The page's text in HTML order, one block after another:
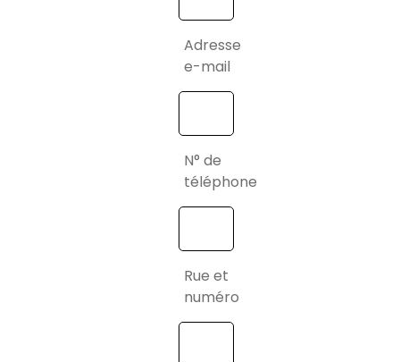
Adresse
e-mail
N° de
téléphone
Rue et
numéro